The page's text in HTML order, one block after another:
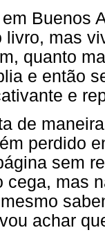
Buenos
livro, mas
quanto
e então
e
de
perdido
sem
cega, mas
achar